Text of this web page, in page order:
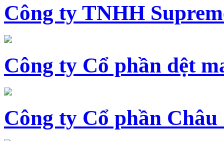
Công ty TNHH
Công ty Cổ phần dệt
Công ty Cổ phần Châu